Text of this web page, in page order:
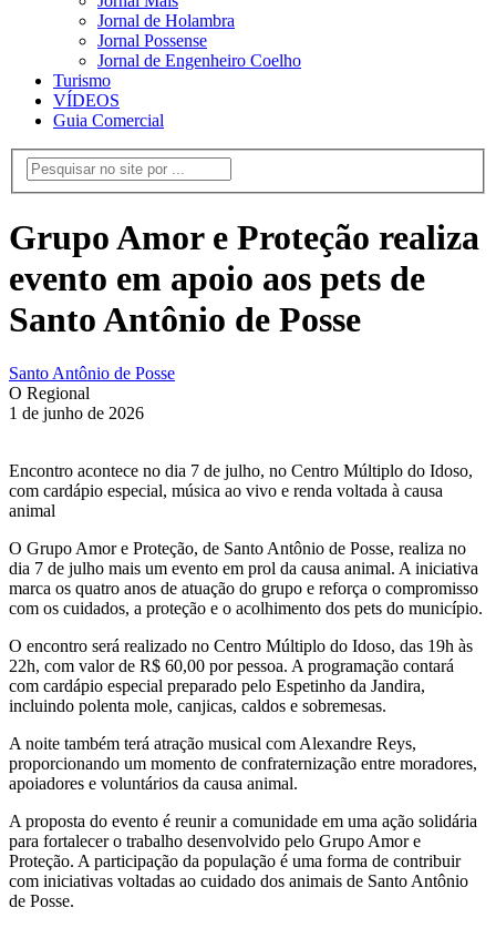
Jornal de Holambra
Jornal Possense
Jornal de Engenheiro Coelho
Turismo
VÍDEOS
Guia Comercial
Grupo Amor e Proteção realiza
evento em apoio aos pets de
Santo Antônio de Posse
Santo Antônio de Posse
O Regional
1 de junho de 2026
Encontro acontece no dia 7 de julho, no Centro Múltiplo do Idoso,
com cardápio especial, música ao vivo e renda voltada à causa
animal
O Grupo Amor e Proteção, de Santo Antônio de Posse, realiza no
dia 7 de julho mais um evento em prol da causa animal. A iniciativa
marca os quatro anos de atuação do grupo e reforça o compromisso
com os cuidados, a proteção e o acolhimento dos pets do município.
O encontro será realizado no Centro Múltiplo do Idoso, das 19h às
22h, com valor de R$ 60,00 por pessoa. A programação contará
com cardápio especial preparado pelo Espetinho da Jandira,
incluindo polenta mole, canjicas, caldos e sobremesas.
A noite também terá atração musical com Alexandre Reys,
proporcionando um momento de confraternização entre moradores,
apoiadores e voluntários da causa animal.
A proposta do evento é reunir a comunidade em uma ação solidária
para fortalecer o trabalho desenvolvido pelo Grupo Amor e
Proteção. A participação da população é uma forma de contribuir
com iniciativas voltadas ao cuidado dos animais de Santo Antônio
de Posse.